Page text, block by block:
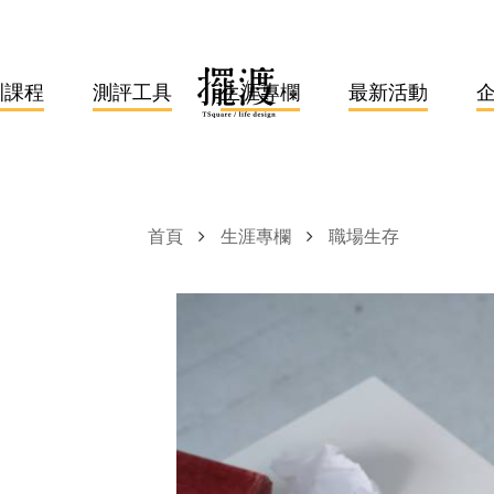
程 測評工具 生涯專欄 最新活動
首頁 生涯專欄 職場生存